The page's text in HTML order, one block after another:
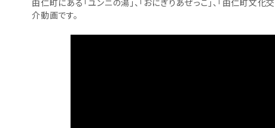
由仁町にある「ユンニの湯」、「おにぎりあぜっこ」、「由仁町文化
介動画です。